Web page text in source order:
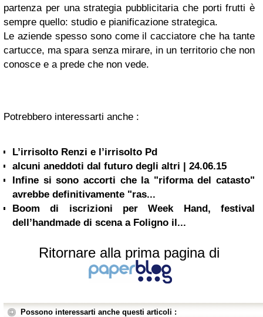
partenza per una strategia pubblicitaria che porti frutti è
sempre quello: studio e pianificazione strategica.
Le aziende spesso sono come il cacciatore che ha tante
cartucce, ma spara senza mirare, in un territorio che non
conosce e a prede che non vede.
Potrebbero interessarti anche :
L’irrisolto Renzi e l’irrisolto Pd
alcuni aneddoti dal futuro degli altri | 24.06.15
Infine si sono accorti che la "riforma del catasto"
avrebbe definitivamente "ras...
Boom di iscrizioni per Week Hand, festival
dell’handmade di scena a Foligno il...
Ritornare alla prima pagina di
Possono interessarti anche questi articoli :